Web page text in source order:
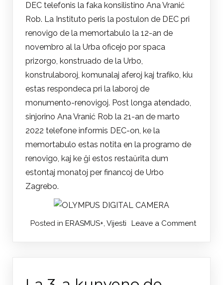
DEC telefonis la faka konsilistino Ana Vranić
Rob. La Instituto peris la postulon de DEC pri
renovigo de la memortabulo la 12-an de
novembro al la Urba oficejo por spaca
prizorgo, konstruado de la Urbo,
konstrulaboroj, komunalaj aferoj kaj trafiko, kiu
estas respondeca pri la laboroj de
monumento-renovigoj. Post longa atendado,
sinjorino Ana Vranić Rob la 21-an de marto
2022 telefone informis DEC-on, ke la
memortabulo estas notita en la programo de
renovigo, kaj ke ĝi estos restaŭrita dum
estontaj monatoj per financoj de Urbo
Zagrebo.
Posted in ERASMUS+, Vijesti Leave a Commenton